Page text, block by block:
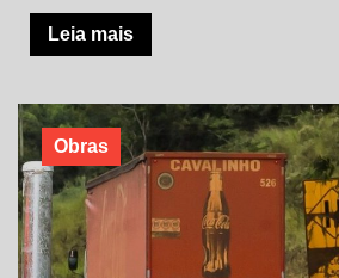
Leia mais
Obras